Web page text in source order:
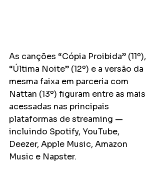
As canções “Cópia Proibida” (11º),
“Última Noite” (12º) e a versão da
mesma faixa em parceria com
Nattan (13º) figuram entre as mais
acessadas nas principais
plataformas de streaming —
incluindo Spotify, YouTube,
Deezer, Apple Music, Amazon
Music e Napster.